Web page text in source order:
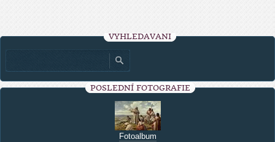
VYHLEDÁVÁNÍ
POSLEDNÍ FOTOGRAFIE
Fotoalbum